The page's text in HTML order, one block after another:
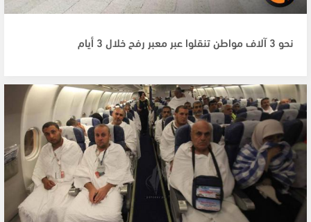
نحو 3 آلاف مواطن تنقلوا عبر معبر رفح خلال 3 أيام